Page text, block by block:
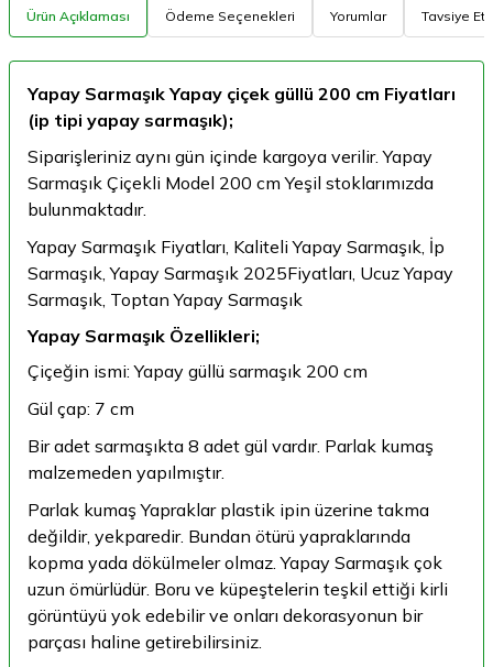
Ürün Açıklaması Ödeme Seçenekleri Yorumlar Tavsiye Et
Yapay Sarmaşık Yapay çiçek güllü 200 cm Fiyatları
(ip tipi yapay sarmaşık);
Siparişleriniz aynı gün içinde kargoya verilir. Yapay
Sarmaşık Çiçekli Model 200 cm Yeşil stoklarımızda
bulunmaktadır.
Yapay Sarmaşık Fiyatları, Kaliteli Yapay Sarmaşık, İp
Sarmaşık, Yapay Sarmaşık 2025Fiyatları, Ucuz Yapay
Sarmaşık, Toptan Yapay Sarmaşık
Yapay Sarmaşık Özellikleri;
Çiçeğin ismi: Yapay güllü sarmaşık 200 cm
Gül çap: 7 cm
Bir adet sarmaşıkta 8 adet gül vardır. Parlak kumaş
malzemeden yapılmıştır.
Parlak kumaş Yapraklar plastik ipin üzerine takma
değildir, yekparedir. Bundan ötürü yapraklarında
kopma yada dökülmeler olmaz. Yapay Sarmaşık çok
uzun ömürlüdür. Boru ve küpeştelerin teşkil ettiği kirli
görüntüyü yok edebilir ve onları dekorasyonun bir
parçası haline getirebilirsiniz.